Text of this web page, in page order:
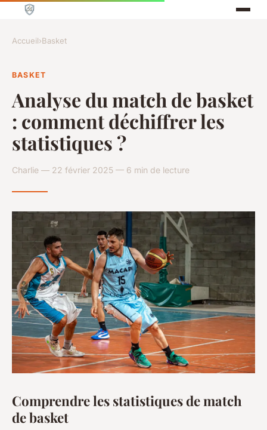
Accueil›Basket
BASKET
Analyse du match de basket
: comment déchiffrer les
statistiques ?
Charlie — 22 février 2025 — 6 min de lecture
Comprendre les statistiques de match
de basket